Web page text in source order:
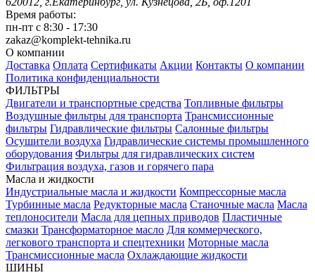
Время работы:
пн-пт с 8:30 - 17:30
zakaz@komplekt-tehnika.ru
О компании
Доставка Оплата Сертификаты Акции Контакты О компании
Политика конфиденциальности
ФИЛЬТРЫ
Двигатели и транспортные средства Топливные фильтры
Воздушные фильтры для транспорта Трансмиссионные
фильтры Гидравлические фильтры Салонные фильтры
Осушители воздуха Гидравлические системы промышленного
оборудования Фильтры для гидравлических систем
Фильтрация воздуха, газов и горячего пара
Масла и жидкости
Индустриальные масла и жидкости Компрессорные масла
Турбинные масла Редукторные масла Станочные масла Масла
теплоносители Масла для цепных приводов Пластичные
смазки Трансформаторное масло Для коммерческого,
легкового транспорта и спецтехники Моторные масла
Трансмиссионные масла Охлаждающие жидкости
ШИНЫ